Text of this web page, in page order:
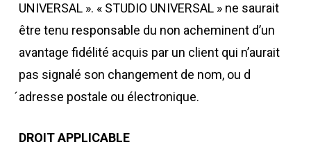
UNIVERSAL ». « STUDIO UNIVERSAL » ne saurait
être tenu responsable du non acheminent d’un
avantage fidélité acquis par un client qui n’aurait
pas signalé son changement de nom, ou d
́adresse postale ou électronique.
DROIT APPLICABLE